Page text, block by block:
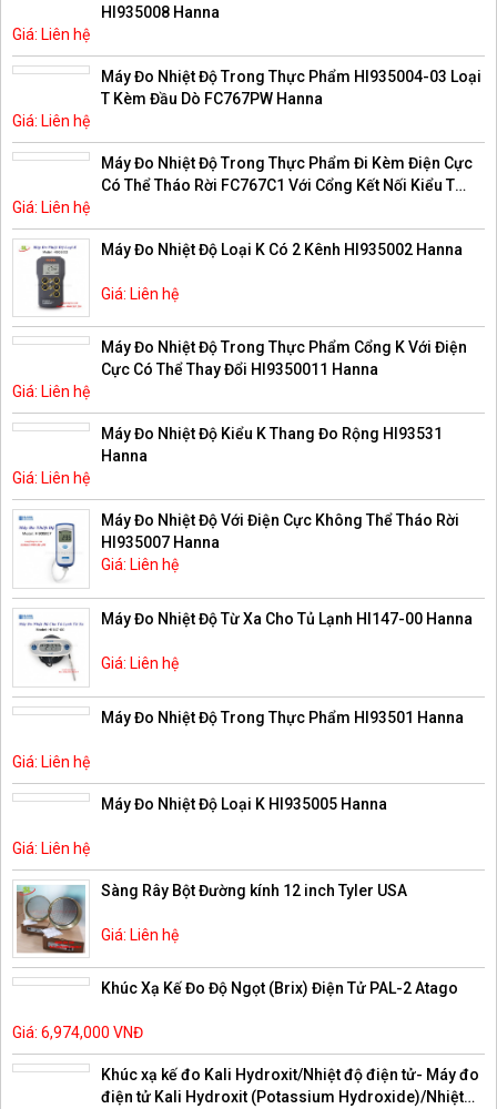
HI935008 Hanna
Giá: Liên hệ
Máy Đo Nhiệt Độ Trong Thực Phẩm HI935004-03 Loại
T Kèm Đầu Dò FC767PW Hanna
Giá: Liên hệ
Máy Đo Nhiệt Độ Trong Thực Phẩm Đi Kèm Điện Cực
Có Thể Tháo Rời FC767C1 Với Cổng Kết Nối Kiểu T
Giá: Liên hệ
Máy Đo Nhiệt Độ Loại K Có 2 Kênh HI935002 Hanna
Giá: Liên hệ
Máy Đo Nhiệt Độ Trong Thực Phẩm Cổng K Với Điện
Cực Có Thể Thay Đổi HI9350011 Hanna
Giá: Liên hệ
Máy Đo Nhiệt Độ Kiểu K Thang Đo Rộng HI93531
Hanna
Giá: Liên hệ
Máy Đo Nhiệt Độ Với Điện Cực Không Thể Tháo Rời
HI935007 Hanna
Giá: Liên hệ
Máy Đo Nhiệt Độ Từ Xa Cho Tủ Lạnh HI147-00 Hanna
Giá: Liên hệ
Máy Đo Nhiệt Độ Trong Thực Phẩm HI93501 Hanna
Giá: Liên hệ
Máy Đo Nhiệt Độ Loại K HI935005 Hanna
Giá: Liên hệ
Sàng Rây Bột Đường kính 12 inch Tyler USA
Giá: Liên hệ
Khúc Xạ Kế Đo Độ Ngọt (Brix) Điện Tử PAL-2 Atago
Giá: 6,974,000 VNĐ
Khúc xạ kế đo Kali Hydroxit/Nhiệt độ điện tử- Máy đo
điện tử Kali Hydroxit (Potassium Hydroxide)/Nhiệt